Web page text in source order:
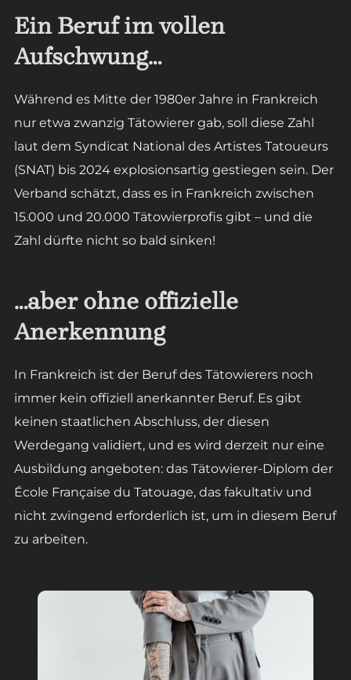
Ein Beruf im vollen
Aufschwung…
Während es Mitte der 1980er Jahre in Frankreich
nur etwa zwanzig Tätowierer gab, soll diese Zahl
laut dem Syndicat National des Artistes Tatoueurs
(SNAT) bis 2024 explosionsartig gestiegen sein. Der
Verband schätzt, dass es in Frankreich zwischen
15.000 und 20.000 Tätowierprofis gibt – und die
Zahl dürfte nicht so bald sinken!
…aber ohne offizielle
Anerkennung
In Frankreich ist der Beruf des Tätowierers noch
immer kein offiziell anerkannter Beruf. Es gibt
keinen staatlichen Abschluss, der diesen
Werdegang validiert, und es wird derzeit nur eine
Ausbildung angeboten: das Tätowierer-Diplom der
École Française du Tatouage, das fakultativ und
nicht zwingend erforderlich ist, um in diesem Beruf
zu arbeiten.